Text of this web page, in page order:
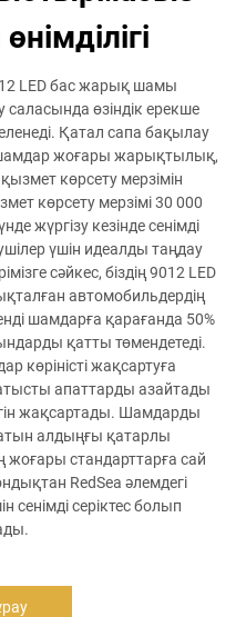
LED бас жарық шамы
өзіндік ерекше
Қатал сапа бақылау
жоғары жарықтылық,
қызмет көрсету мерзімін
көрсету мерзімі 30 000
жүргізу кезінде сенімді
үшін идеалды таңдау
сәйкес, біздің 9012 LED
автомобильдердің
шамдарға қарағанда 50%
қатты төмендетеді.
көріністі жақсартуға
апаттарды азайтады
жақсартады. Шамдарды
алдыңғы қатарлы
жоғары стандарттарға сай
RedSea әлемдегі
сенімді серіктес болып